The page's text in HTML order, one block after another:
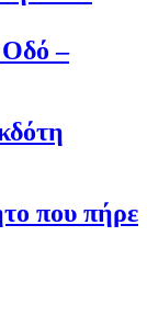
Οδό –
που πήρε